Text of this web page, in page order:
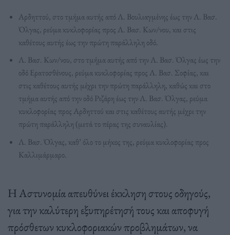
Αρδηττού, στο τμήμα αυτής από Λ. Βουλιαγμένης έως την Λ. Βασ.
Όλγας, ρεύμα κυκλοφορίας προς Λ. Βασ. Κων/νου, και στις
καθέτους αυτής έως την πρώτη παράλληλη οδό.
Λ. Βασ. Κων/νου, στο τμήμα αυτής από την Λ. Βασ. Όλγας έως την
οδό Ερατοσθένους, ρεύμα κυκλοφορίας προς Λ. Βασ. Σοφίας, και
στις καθέτους αυτής μέχρι την πρώτη παράλληλη, καθώς και στο
τμήμα αυτής από την οδό Ριζάρη έως την Λ. Βασ. Όλγας, ρεύμα
κυκλοφορίας προς Αρδηττού και στις καθέτους αυτής μέχρι την
πρώτη παράλληλη (μετά το πέρας της συναυλίας).
Λ. Βασ. Όλγας, καθ’ όλο το μήκος της, ρεύμα κυκλοφορίας προς
Καλλιμάρμαρο.
Η Αστυνομία απευθύνει έκκληση στους οδηγούς,
για την καλύτερη εξυπηρέτησή τους και αποφυγή
πρόσθετων κυκλοφοριακών προβλημάτων, να